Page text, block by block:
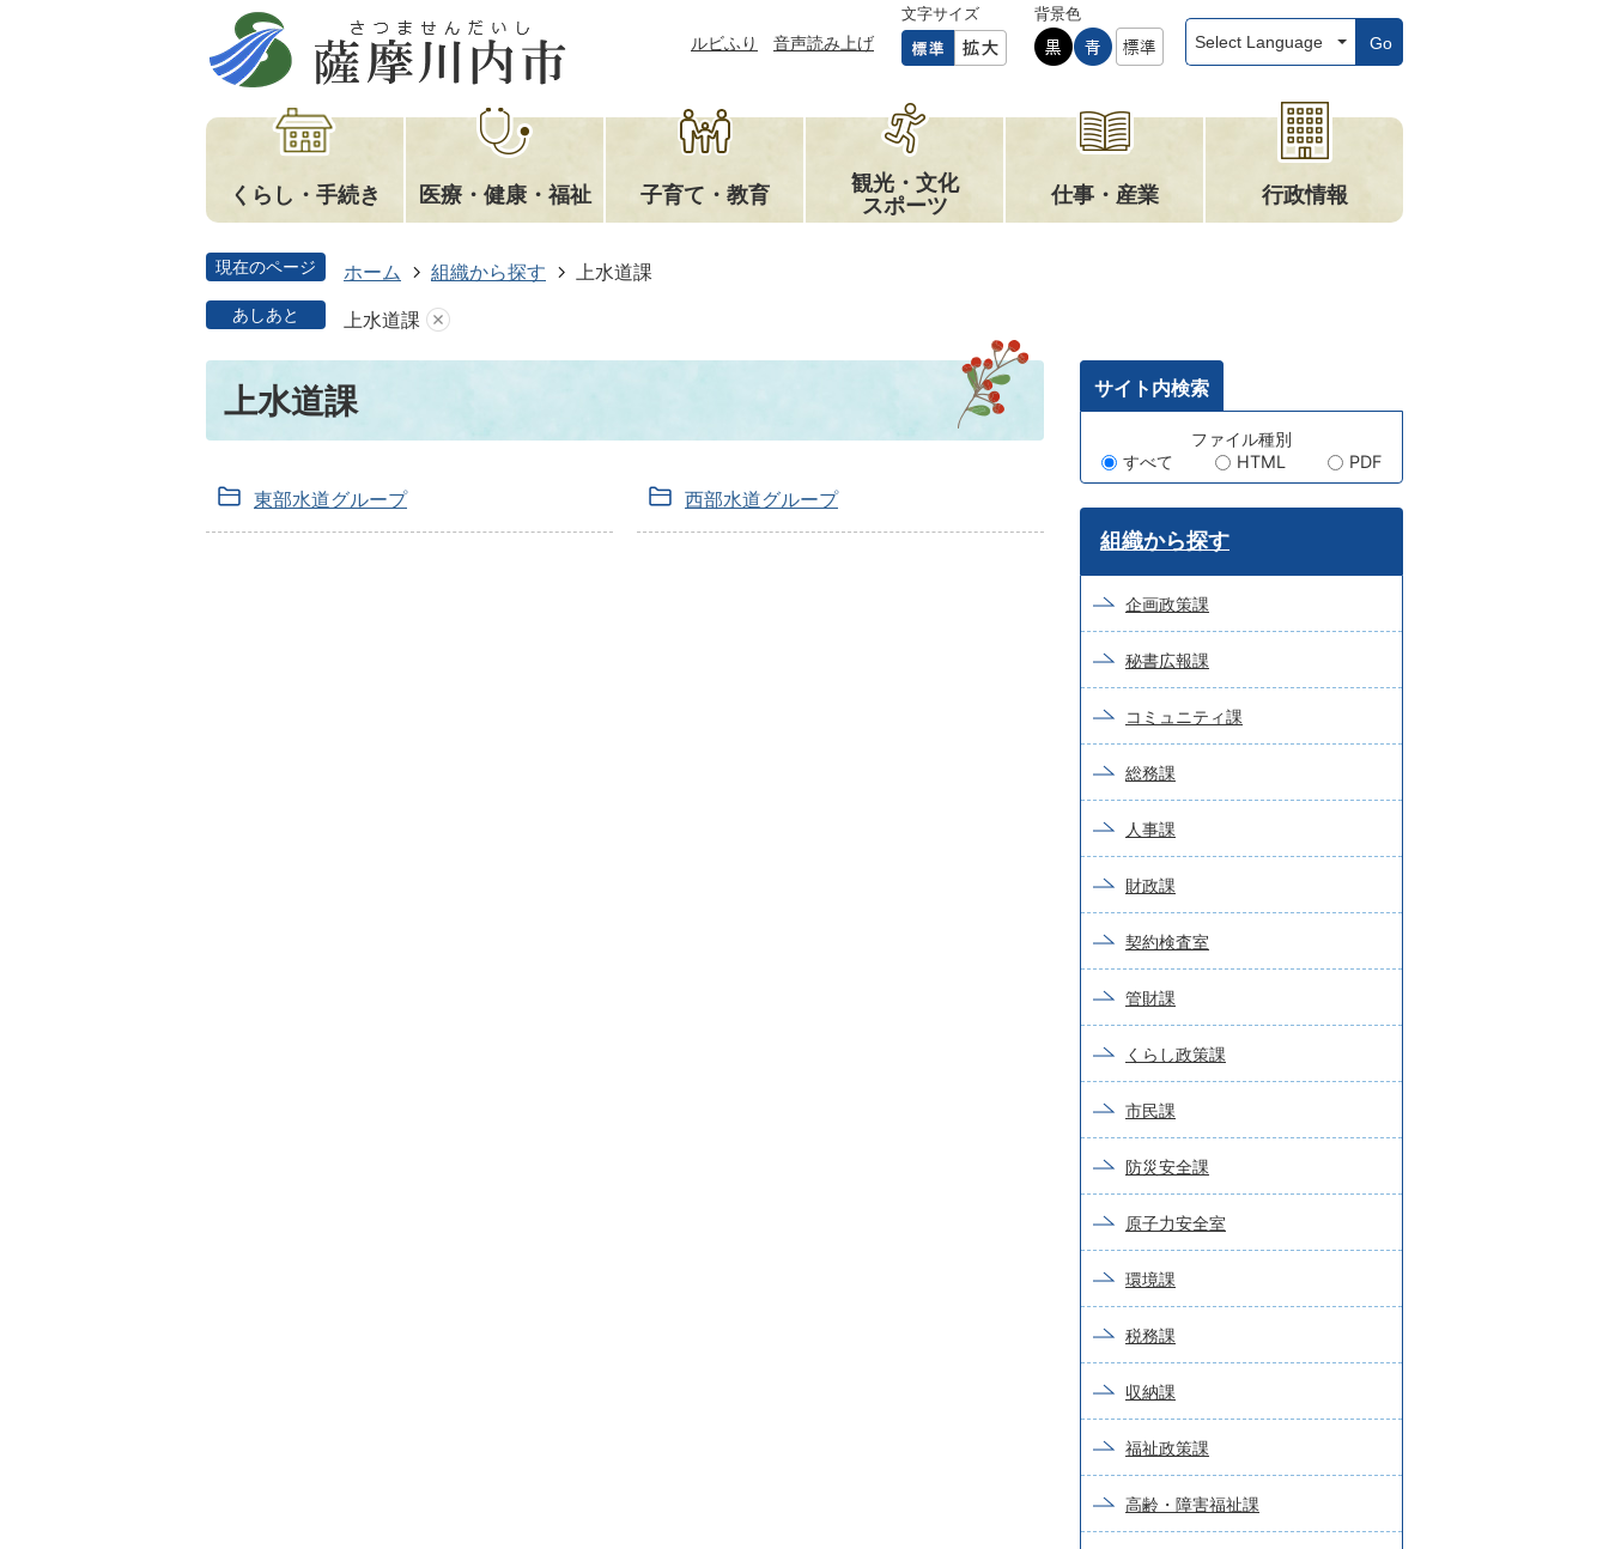
ルビふり 音声読み上げ
文字サイズ
背景色
Go
くらし・手続き 医療・健康・福祉 子育て・教育
観光・文化
スポーツ
仕事・産業 行政情報
現在のページ ホーム 組織から探す 上水道課
あしあと 上水道課
上水道課
東部水道グループ 西部水道グループ
サイト内検索
ー
ワ
ー
ド
検
索
ファイル種別
すべて
HTML PDF
組織から探す
企画政策課
秘書広報課
コミュニティ課
総務課
人事課
財政課
契約検査室
管財課
くらし政策課
市民課
防災安全課
原子力安全室
環境課
税務課
収納課
福祉政策課
高齢・障害福祉課